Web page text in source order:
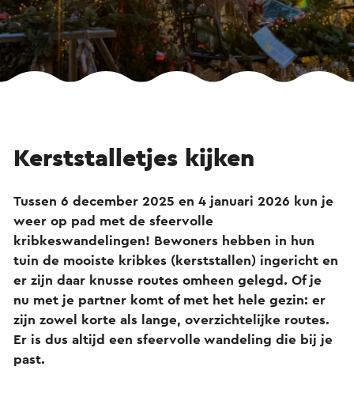
Kerststalletjes kijken
Tussen 6 december 2025 en 4 januari 2026 kun je
weer op pad met de sfeervolle
kribkeswandelingen! Bewoners hebben in hun
tuin de mooiste kribkes (kerststallen) ingericht en
er zijn daar knusse routes omheen gelegd. Of je
nu met je partner komt of met het hele gezin: er
zijn zowel korte als lange, overzichtelijke routes.
Er is dus altijd een sfeervolle wandeling die bij je
past.